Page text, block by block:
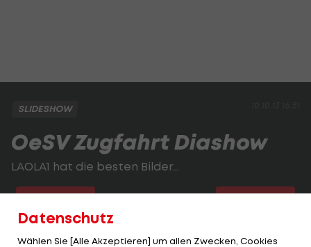
SLIDESHOW
OeSV Zugfahrt Diashow
LAOLA1 hat die besten Bilder...
Datenschutz
Wählen Sie [Alle Akzeptieren] um allen Zwecken, Cookies